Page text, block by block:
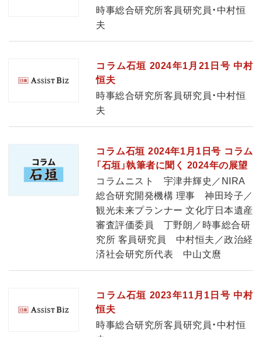
時事総合研究所客員研究員・中村恒
夫
コラム石垣 2024年1月21日号 中村
恒夫
時事総合研究所客員研究員・中村恒
夫
コラム石垣 2024年1月1日号 コラム
「石垣」執筆者に聞く 2024年の展望
コラムニスト 宇津井輝史／NIRA
総合研究開発機構 理事 神田玲子／
観光未来プランナー 文化庁日本遺産
審査評価委員 丁野朗／時事総合研
究所 客員研究員 中村恒夫／政治経
済社会研究所代表 中山文麿
コラム石垣 2023年11月1日号 中村
恒夫
時事総合研究所客員研究員・中村恒